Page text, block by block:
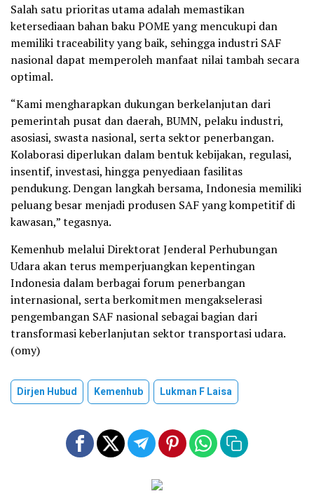
Salah satu prioritas utama adalah memastikan
ketersediaan bahan baku POME yang mencukupi dan
memiliki traceability yang baik, sehingga industri SAF
nasional dapat memperoleh manfaat nilai tambah secara
optimal.
“Kami mengharapkan dukungan berkelanjutan dari
pemerintah pusat dan daerah, BUMN, pelaku industri,
asosiasi, swasta nasional, serta sektor penerbangan.
Kolaborasi diperlukan dalam bentuk kebijakan, regulasi,
insentif, investasi, hingga penyediaan fasilitas
pendukung. Dengan langkah bersama, Indonesia memiliki
peluang besar menjadi produsen SAF yang kompetitif di
kawasan,” tegasnya.
Kemenhub melalui Direktorat Jenderal Perhubungan
Udara akan terus memperjuangkan kepentingan
Indonesia dalam berbagai forum penerbangan
internasional, serta berkomitmen mengakselerasi
pengembangan SAF nasional sebagai bagian dari
transformasi keberlanjutan sektor transportasi udara.
(omy)
Dirjen Hubud Kemenhub Lukman F Laisa